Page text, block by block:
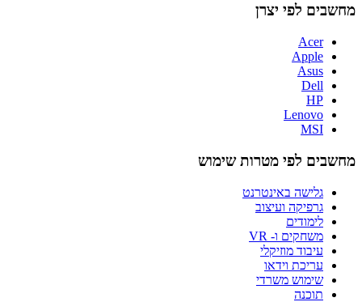
מחשבים לפי יצרן
Acer
Apple
Asus
Dell
HP
Lenovo
MSI
מחשבים לפי מטרות שימוש
גלישה באינטרנט
גרפיקה ועיצוב
לימודים
משחקים ו- VR
עיבוד מוזיקלי
עריכת וידאו
שימוש משרדי
תוכנה